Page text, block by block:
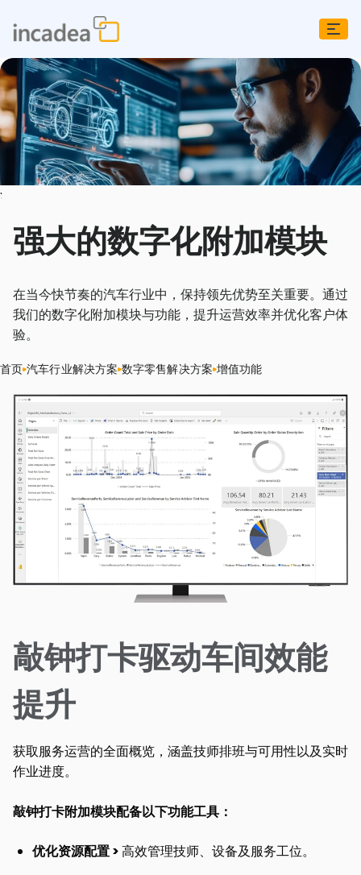
;
强大的数字化附加模块
在当今快节奏的汽车行业中，保持领先优势至关重要。通过
我们的数字化附加模块与功能，提升运营效率并优化客户体
验。
首页 汽车行业解决方案 数字零售解决方案 增值功能
敲钟打卡驱动车间效能
提升
获取服务运营的全面概览，涵盖技师排班与可用性以及实时
作业进度。
敲钟打卡附加模块配备以下功能工具：
优化资源配置 >高效管理技师、设备及服务工位。